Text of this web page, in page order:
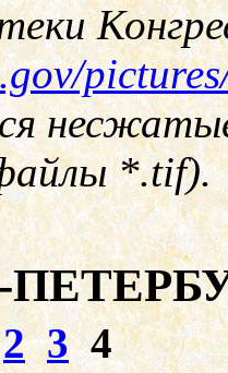
*.tif).
2 34